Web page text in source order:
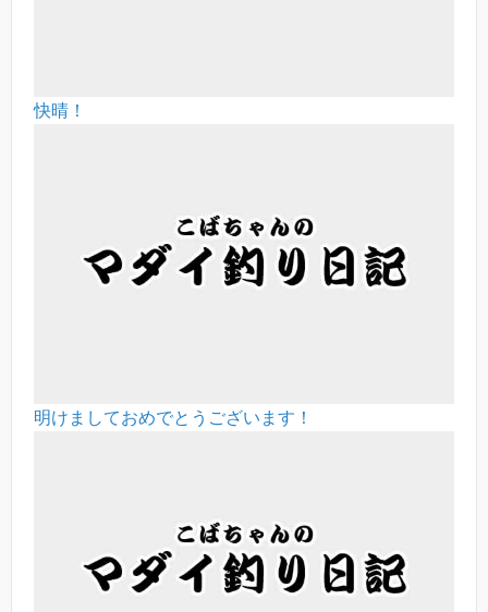
快晴！
明けましておめでとうございます！